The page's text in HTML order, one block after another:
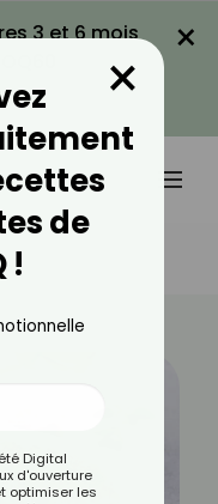
3 et 6 mois
×
de
!
×
Digital
d'ouverture
optimiser les